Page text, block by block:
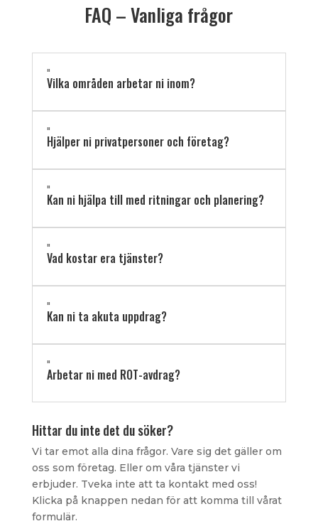
FAQ – Vanliga frågor
"
Vilka områden arbetar ni inom?
"
Hjälper ni privatpersoner och företag?
"
Kan ni hjälpa till med ritningar och planering?
"
Vad kostar era tjänster?
"
Kan ni ta akuta uppdrag?
"
Arbetar ni med ROT-avdrag?
Hittar du inte det du söker?
Vi tar emot alla dina frågor. Vare sig det gäller om
oss som företag. Eller om våra tjänster vi
erbjuder. Tveka inte att ta kontakt med oss!
Klicka på knappen nedan för att komma till vårat
formulär.